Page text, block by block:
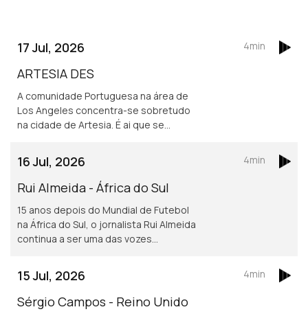
17 Jul, 2026
ARTESIA DES
A comunidade Portuguesa na área de
Los Angeles concentra-se sobretudo
na cidade de Artesia. É ai que se
Portugueses nos Estados Unidos.
4min
16 Jul, 2026
Rui Almeida - África do Sul
15 anos depois do Mundial de Futebol
na África do Sul, o jornalista Rui Almeida
continua a ser uma das vozes
lusofonia.
4min
15 Jul, 2026
Sérgio Campos - Reino Unido
4min